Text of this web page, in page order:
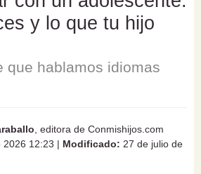
y lo que tu hijo
que hablamos idiomas
, editora de Conmishijos.com
2026 12:23 | Modificado: 27 de julio de